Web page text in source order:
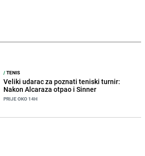
/TENIS
Veliki udarac za poznati teniski turnir:
Nakon Alcaraza otpao i Sinner
PRIJE OKO 14H